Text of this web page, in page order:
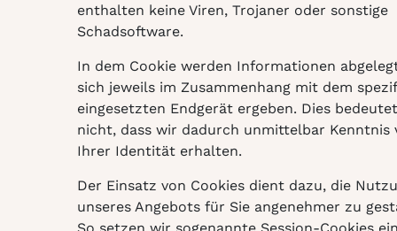
enthalten keine Viren, Trojaner oder sonstige
Schadsoftware.
In dem Cookie werden Informationen
sich jeweils im Zusammenhang mit dem
eingesetzten Endgerät ergeben. Dies
nicht, dass wir dadurch unmittelbar Kenntnis
Ihrer Identität erhalten.
Der Einsatz von Cookies dient dazu, die
unseres Angebots für Sie angenehmer zu
So setzen wir sogenannte Session-Cookies